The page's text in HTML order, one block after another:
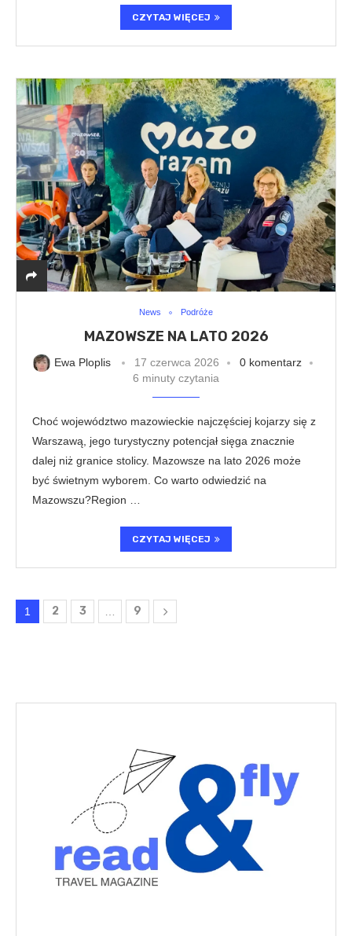
CZYTAJ WIĘCEJ
News Podróże
MAZOWSZE NA LATO 2026
Ewa Ploplis 17 czerwca 2026
0 komentarz
6 minuty czytania
Choć województwo mazowieckie najczęściej kojarzy się z
Warszawą, jego turystyczny potencjał sięga znacznie
dalej niż granice stolicy. Mazowsze na lato 2026 może
być świetnym wyborem. Co warto odwiedzić na
Mazowszu?Region …
CZYTAJ WIĘCEJ
1 2 3 9